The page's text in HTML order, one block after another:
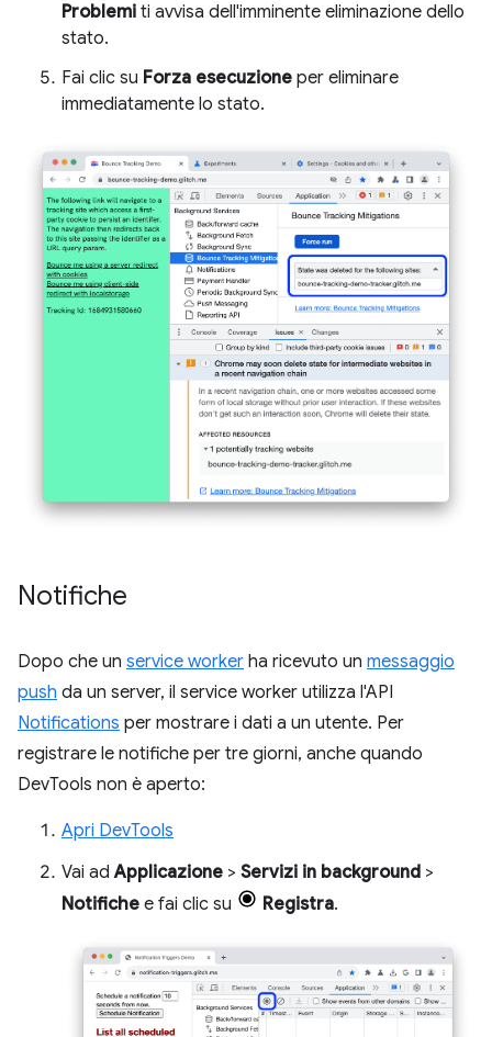
Problemi ti avvisa dell'imminente eliminazione dello
stato.
Fai clic su Forza esecuzione per eliminare
immediatamente lo stato.
Notifiche
Dopo che un service worker ha ricevuto un messaggio
push da un server, il service worker utilizza l'API
Notifications per mostrare i dati a un utente. Per
registrare le notifiche per tre giorni, anche quando
DevTools non è aperto:
Apri DevTools
Vai adApplicazione > Servizi in background >
Notifiche e fai clic su Registra.